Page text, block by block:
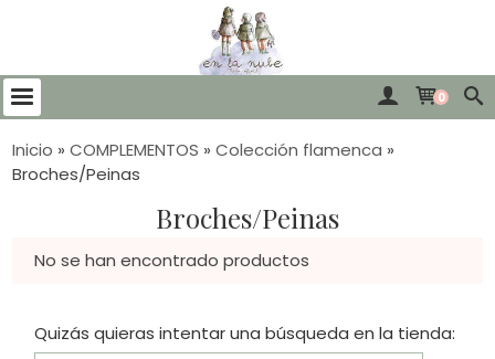
0
Inicio » COMPLEMENTOS » Colección flamenca »
Broches/Peinas
Broches/Peinas
No se han encontrado productos
Quizás quieras intentar una búsqueda en la tienda: